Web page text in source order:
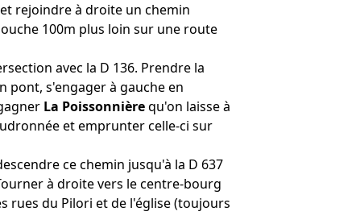
rejoindre à droite un chemin
100m plus loin sur une route
avec la D 136. Prendre la
pont, s'engager à gauche en
La Poissonnièrequ'on laisse à
et emprunter celle-ci sur
ce chemin jusqu'à la D 637
à droite vers le centre-bourg
rues du Pilori et de l'église (toujours